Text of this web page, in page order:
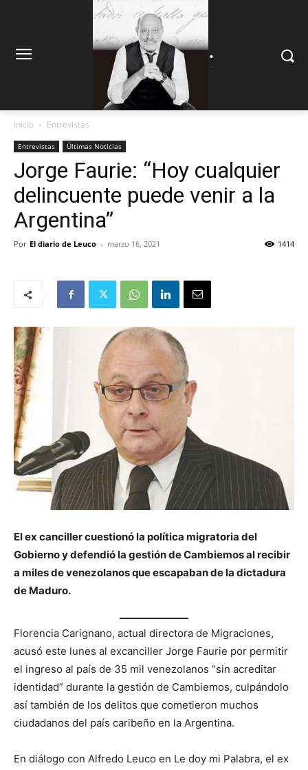
.
Inicio Entrevistas
Entrevistas Últimas Noticias
Jorge Faurie: “Hoy cualquier
delincuente puede venir a la
Argentina”
Por El diario de Leuco - marzo 16, 2021 1414
El ex canciller cuestionó la política migratoria del
Gobierno y defendió la gestión de Cambiemos al recibir
a miles de venezolanos que escapaban de la dictadura
de Maduro.
Florencia Carignano, actual directora de Migraciones,
acusó este lunes al excanciller Jorge Faurie por permitir
el ingreso al país de 35 mil venezolanos “sin acreditar
identidad” durante la gestión de Cambiemos, culpándolo
así también de los delitos que cometieron muchos
ciudadanos del país caribeño en la Argentina.
En diálogo con Alfredo Leuco en Le doy mi Palabra, el ex